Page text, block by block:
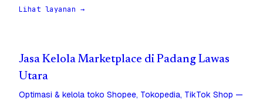
Lihat layanan →
Jasa Kelola Marketplace di Padang Lawas
Utara
Optimasi & kelola toko Shopee, Tokopedia, TikTok Shop —